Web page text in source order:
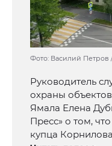
Фото: Василий Петров
Руководитель
охраны
Ямала Елена
Пресс» о том,
купца